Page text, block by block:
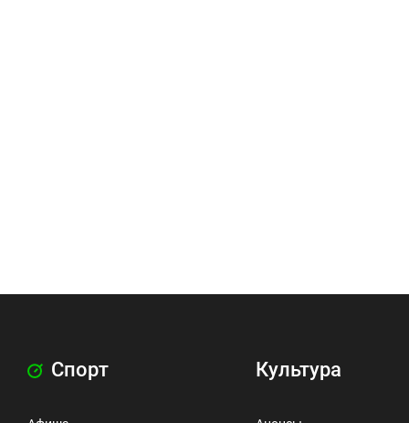
Спорт Культура